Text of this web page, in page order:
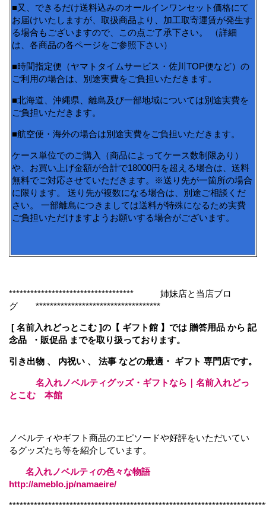
■又、できるだけ送料込みのオールインワンセット価格にて
お届けいたしますが、取扱商品より、加工取寄運賃が発生す
る場合もございますので、この点ご了承下さい。 （詳細
は、各商品の各ページをご参照下さい）
■時間指定便（ヤマトタイムサービス・佐川TOP便など）の
ご利用の場合は、別途実費をご負担いただきます。
■北海道、沖縄県、離島及び一部地域については別途実費を
ご負担いただきます。
■航空便・海外の場合は別途実費をご負担いただきます。
ケース単位でのご購入（商品によってケース数制限あり）
や、お買い上げ金額が合計で18000円を超える場合は、送料
無料でご対応させていただきます。※送り先が一箇所の場合
に限ります。 送り先が複数になる場合は、別途ご相談くだ
さい。 一部離島につきましては送料が特殊になるため実費
ご負担いただけますようお願いする場合がございます。
*********************************** 姉妹店と当店ブロ
グ ***********************************
[ 名前入れどっとこむ ]の【 ギフト館 】では 贈答用品 から 記
念品 ・販促品 までを取り扱っております。
引き出物 、 内祝い 、 法事 などの最適・ ギフト 専門店です。
名入れノベルティグッズ・ギフトなら｜名前入れどっ
とこむ 本館
ノベルティやギフト商品のエピソードや好評をいただいてい
るグッズたち等を紹介しています。
名入れノベルティの色々な物語
http://ameblo.jp/namaeire/